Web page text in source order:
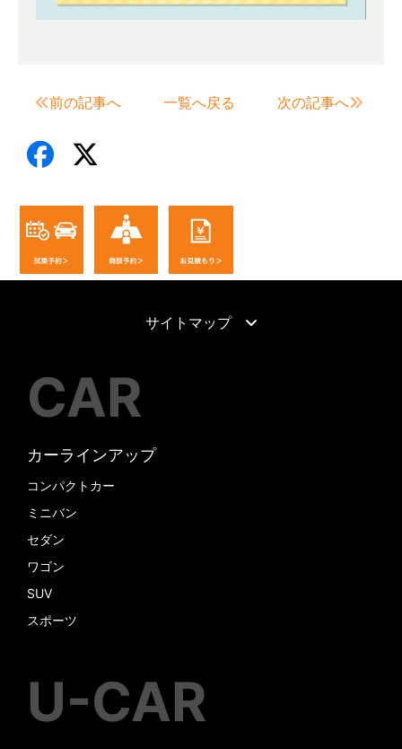
前の記事へ 一覧へ戻る 次の記事へ
サイトマップ
CAR
カーラインアップ
コンパクトカー
ミニバン
セダン
ワゴン
SUV
スポーツ
U-CAR